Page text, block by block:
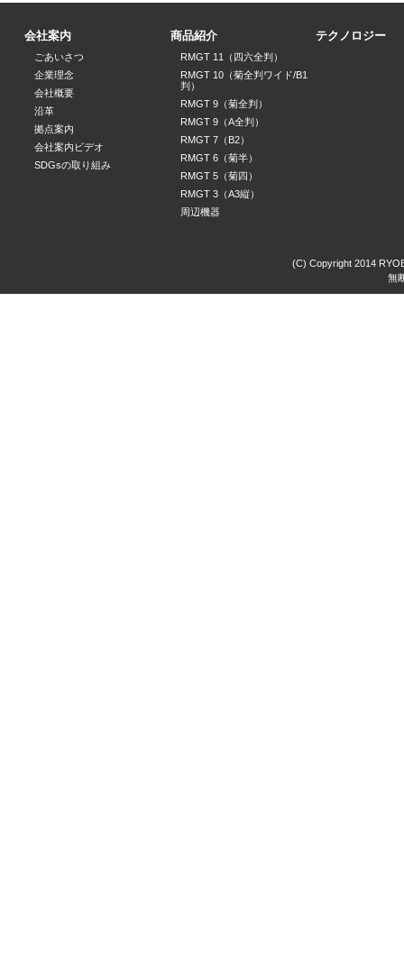
会社案内
ごあいさつ
企業理念
会社概要
沿革
拠点案内
会社案内ビデオ
SDGsの取り組み
商品紹介
RMGT 11（四六全判）
RMGT 10（菊全判ワイド/B1
判）
RMGT 9（菊全判）
RMGT 9（A全判）
RMGT 7（B2）
RMGT 6（菊半）
RMGT 5（菊四）
RMGT 3（A3縦）
周辺機器
テクノロジー
(C) Copyright 2014
無